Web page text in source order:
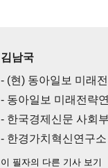
김남국
- (현) 동아일보 미래
- 동아일보 미래전략
- 한국경제신문 사회
- 한경가치혁신연구
이 필자의 다른 기사 보기